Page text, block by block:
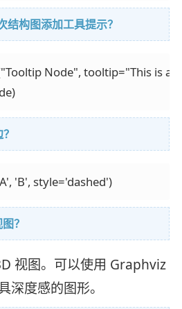
构图添加工具提示？
Node", tooltip="This is a
'B', style='dashed')
？
视图。可以使用 Graphviz
深度感的图形。